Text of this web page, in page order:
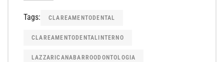
Tags: CLAREAMENTODENTAL
CLAREAMENTODENTALINTERNO
LAZZARICANABARROODONTOLOGIA